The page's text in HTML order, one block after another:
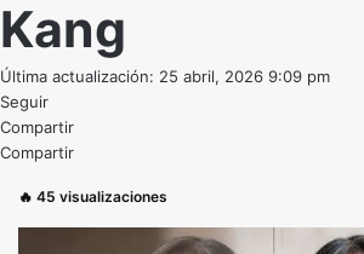
Kang
Última actualización: 25 abril, 2026 9:09 pm
Seguir
Compartir
Compartir
🔥 45 visualizaciones